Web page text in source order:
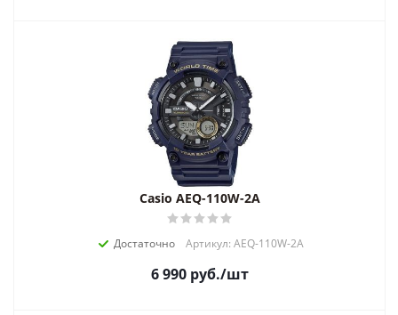
Casio AEQ-110W-2A
Достаточно Артикул: AEQ-110W-2A
6 990 руб./шт